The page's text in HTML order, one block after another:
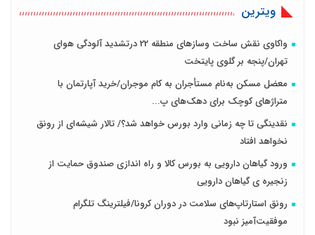
ویترین
واکاوی نقش ساخت وسازهای منطقه 22 درتشدید آلودگی هوای
تهران/پنجه بر گلوی پایتخت
معضل مسکن به‌نام مستأجران به کام موجران/خرید آپارتمان با
متراژهای کوچک برای دهک‌های پ...
نقدینگی تا چه زمانی وارد بورس خواهد شد؟/ تالار شیشه‌ای از رونق
نخواهد افتاد
ورود گیاهان دارویی به بورس کالا و راه اندازی صندوق حمایت از
زنجیره ی گیاهان دارویی
رونق استارتاپ‌های سلامت در دوران کرونا/فیلترینگ تلگرام
موفقیت‌آمیز نبود